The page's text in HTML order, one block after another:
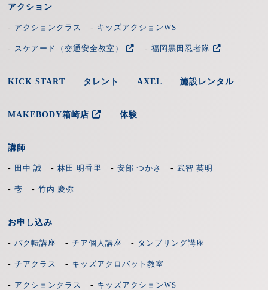
アクション
- アクションクラス - キッズアクションWS
- スケアード（交通安全教室） -福岡黒田忍者隊
KICK START タレント AXEL 施設レンタル
MAKEBODY箱崎店 体験
講師
- 田中 誠 -林田 明香里 -安部 つかさ -武智 英明
-壱 -竹内 慶弥
お申し込み
-バク転講座 -チア個人講座 - タンブリング講座
-チアクラス - キッズアクロバット教室
- アクションクラス - キッズアクションWS